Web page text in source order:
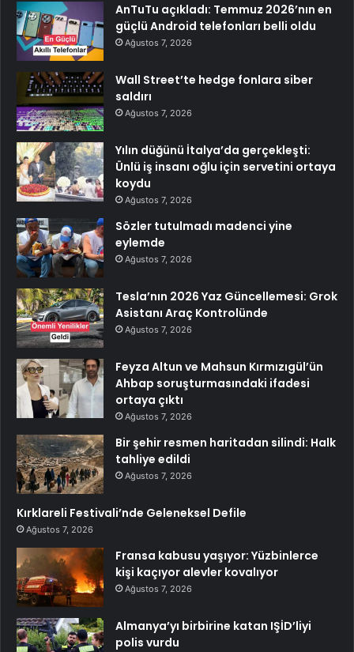
AnTuTu açıkladı: Temmuz 2026’nın en
güçlü Android telefonları belli oldu
Ağustos 7, 2026
Wall Street’te hedge fonlara siber
saldırı
Ağustos 7, 2026
Yılın düğünü İtalya’da gerçekleşti:
Ünlü iş insanı oğlu için servetini ortaya
koydu
Ağustos 7, 2026
Sözler tutulmadı madenci yine
eylemde
Ağustos 7, 2026
Tesla’nın 2026 Yaz Güncellemesi: Grok
Asistanı Araç Kontrolünde
Ağustos 7, 2026
Feyza Altun ve Mahsun Kırmızıgül’ün
Ahbap soruşturmasındaki ifadesi
ortaya çıktı
Ağustos 7, 2026
Bir şehir resmen haritadan silindi: Halk
tahliye edildi
Ağustos 7, 2026
Kırklareli Festivali’nde Geleneksel Defile
Ağustos 7, 2026
Fransa kabusu yaşıyor: Yüzbinlerce
kişi kaçıyor alevler kovalıyor
Ağustos 7, 2026
Almanya’yı birbirine katan IŞİD’liyi
polis vurdu